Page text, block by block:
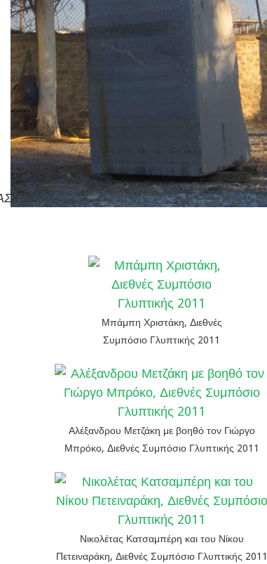
Μπάμπη Χριστάκη, Διεθνές
Συμπόσιο Γλυπτικής 2011
Αλέξανδρου Μετζάκη με βοηθό τον Γιώργο
Μπρόκο, Διεθνές Συμπόσιο Γλυπτικής 2011
Νικολέτας Κατσαμπέρη και του Νίκου
Πετειναράκη, Διεθνές Συμπόσιο Γλυπτικής 2011